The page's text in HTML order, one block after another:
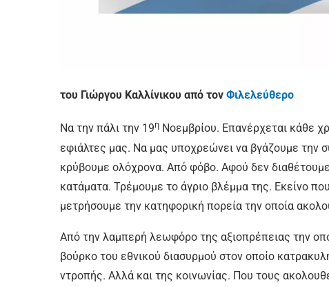
του Γιώργου Καλλίνικου από τον Φιλελεύθερο
Να την πάλι την 19η Νοεμβρίου. Επανέρχεται κάθε
εφιάλτες μας. Να μας υποχρεώνει να βγάζουμε την
κρύβουμε ολόχρονα. Από φόβο. Αφού δεν
κατάματα. Τρέμουμε το άγριο βλέμμα της. Εκείνο
μετρήσουμε την κατηφορική πορεία την οποία
Από την λαμπερή λεωφόρο της αξιοπρέπειας την
βούρκο του εθνικού διασυρμού στον οποίο
ντροπής. Αλλά και της κοινωνίας. Που τους